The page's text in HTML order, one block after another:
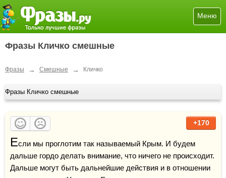
Меню
Фразы Кличко смешные
Фразы → Смешные → Кличко
Фразы Кличко смешные
+170
Если мы проглотим так называемый Крым. И будем
дальше гордо делать внимание, что ничего не происходит.
Дальше могут быть дальнейшие действия и в отношении